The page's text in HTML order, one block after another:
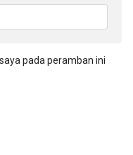
pada peramban ini